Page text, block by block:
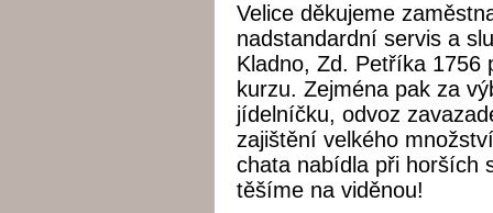
Velice děkujeme
nadstandardní servis a
Kladno, Zd. Petříka 1756
kurzu. Zejména pak za
jídelníčku, odvoz
zajištění velkého
chata nabídla při horších
těšíme na viděnou!